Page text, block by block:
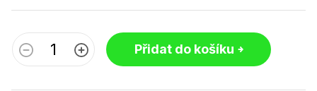
Přidat do košíku